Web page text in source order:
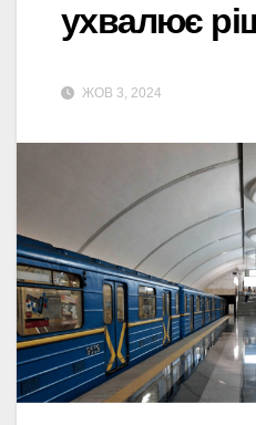
ухвалює
ЖОВ 3, 2024